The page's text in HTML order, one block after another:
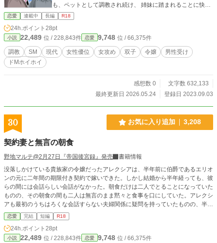
も、ペットとして調教され続け、 姉妹に踏まれることに快感
を覚えることが止まらない黒川。 そんな３人の一見異常な日
常の物語。 シリーズ 「天然ドSな彼女に抱かれ続けた結果、
色々あって一緒に暮らすことになりました」（https://www.al
phapolis.co.jp/novel/145251256/814789075） からのスピン
オフシリーズ。 新キャラの掘り下げ用に書いていたら、 毛色
が違うものが出来てしまったので、 別シリーズとして独立さ
恋愛 連載中 長編 R18
24h.ポイント 28pt
小説 22,489 位 / 228,843件 恋愛 9,748 位 / 66,375件
調教 SM 現代 女性優位 女攻め 双子 令嬢
男性受け
ドMホイホイ
感想数 0
文字数 632,133
最終更新日 2026.05.24
登録日 2023.09.03
30 お気に入り追加 3,208
契約妻と無言の朝食
野地マルテ@2月27日『帝国後宮録』発売
書籍情報
没落しかけている貴族家の令嬢だったアレクシアは、半年前に伯爵であるエリオ
ンの元に二年間の期限付き契約で嫁いできた。しかし結婚から半年経っても、彼
らの間には会話らしい会話がなかった。朝食だけは二人でとることになっていた
ものの、その朝食の間も二人は無言のまま黙々と食事を口にしていた。アレクシ
アも最初のうちはろくな会話すらない夫婦関係に疑問を持っていたものの、半年
経った今では、この静かで穏やかな生活も悪くはないんじゃないかと思いはじめ
ていた。アレクシアはたった二年間の結婚生活だからと、割り切りはじめていた
のだ。しかし、植民地を治めていたはずのエリオンの兄が急遽戻ってくるとの知
らせが入り、二人の関係はにわかに動き出すのであった。 ◆成人向けの小説で
恋愛 完結 短編 R18
24h.ポイント 28pt
小説 22,489 位 / 228,843件 恋愛 9,748 位 / 66,375件